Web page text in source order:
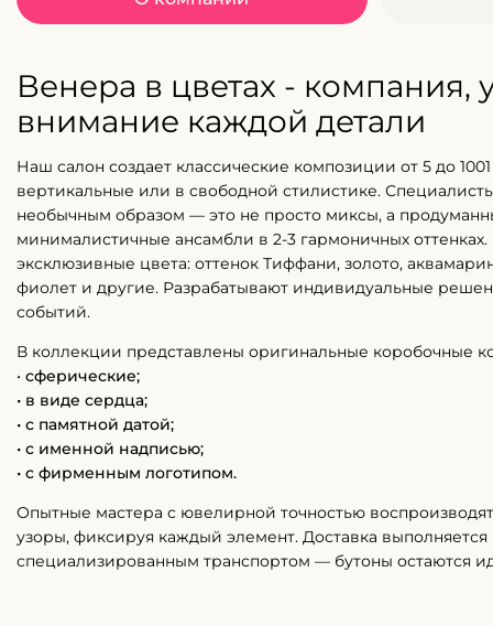
Венера в цветах - компания,
внимание каждой детали
Наш салон создает классические композиции от 5 до
вертикальные или в свободной стилистике.
необычным образом — это не просто миксы, а
минималистичные ансамбли в 2-3 гармоничных
эксклюзивные цвета: оттенок Тиффани, золото,
фиолет и другие. Разрабатывают индивидуальные
событий.
В коллекции представлены оригинальные коробочные
• сферические;
• в виде сердца;
• с памятной датой;
• с именной надписью;
• с фирменным логотипом.
Опытные мастера с ювелирной точностью
узоры, фиксируя каждый элемент. Доставка выполняется
специализированным транспортом — бутоны остаются